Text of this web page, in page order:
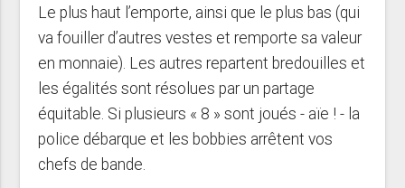
Le plus haut l’emporte, ainsi que le plus bas (qui
va fouiller d’autres vestes et remporte sa valeur
en monnaie). Les autres repartent bredouilles et
les égalités sont résolues par un partage
équitable. Si plusieurs « 8 » sont joués - aïe ! - la
police débarque et les bobbies arrêtent vos
chefs de bande.